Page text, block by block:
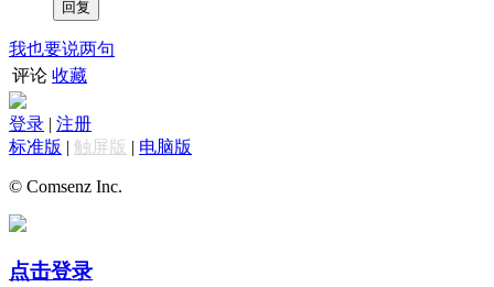
我也要说两句
评论 收藏
登录 | 注册
标准版 | 触屏版 | 电脑版
© Comsenz Inc.
点击登录